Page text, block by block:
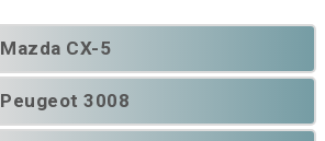
Mazda CX-5
Peugeot 3008